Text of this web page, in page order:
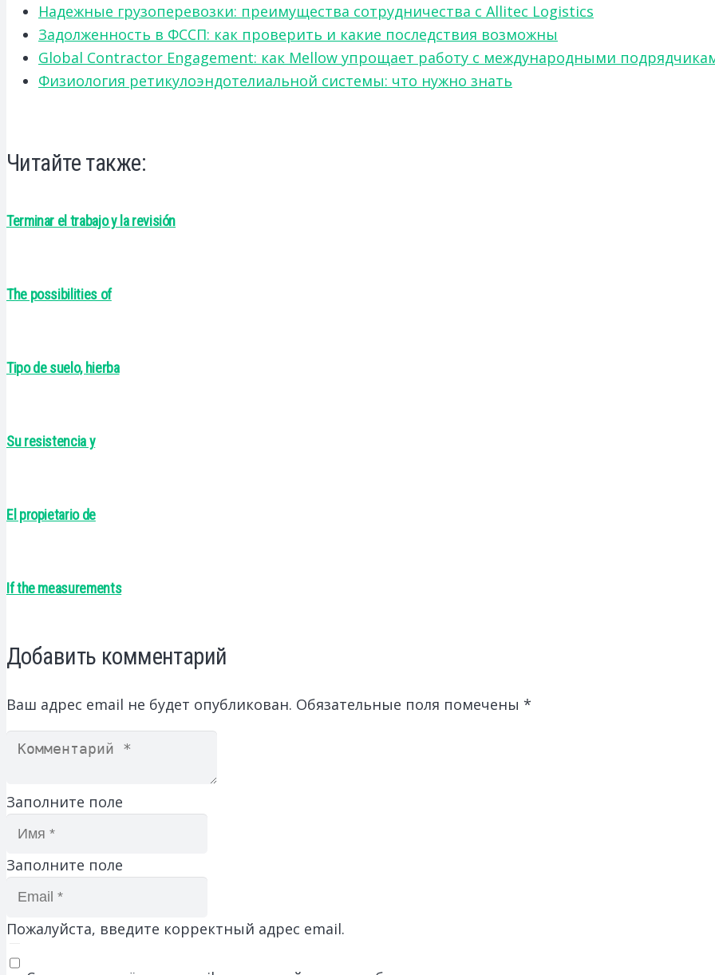
Надежные грузоперевозки: преимущества сотрудничества с Allitec Logistics
Задолженность в ФССП: как проверить и какие последствия возможны
Global Contractor Engagement: как Mellow упрощает работу с международными
Физиология ретикулоэндотелиальной системы: что нужно знать
Читайте также:
Terminar el trabajo y la revisión
The possibilities of
Tipo de suelo, hierba
Su resistencia y
El propietario de
If the measurements
Добавить комментарий
Ваш адрес email не будет опубликован. Обязательные поля помечены *
Заполните поле
Заполните поле
Пожалуйста, введите корректный адрес email.